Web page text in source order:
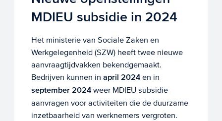
MDIEU subsidie in 2024
Het ministerie van Sociale Zaken en
Werkgelegenheid (SZW) heeft twee nieuwe
aanvraagtijdvakken bekendgemaakt.
Bedrijven kunnen in april 2024en in
september 2024weer MDIEU subsidie
aanvragen voor activiteiten die de duurzame
inzetbaarheid van werknemers vergroten.